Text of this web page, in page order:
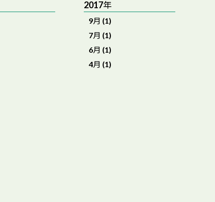
2017年
9月 (1)
7月 (1)
6月 (1)
4月 (1)